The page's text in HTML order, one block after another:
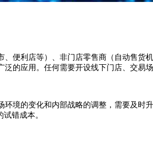
利店等）、非门店零售商（自动售货
的应用。任何需要开设线下门店、交易
的变化和内部战略的调整，需要及时
错成本。